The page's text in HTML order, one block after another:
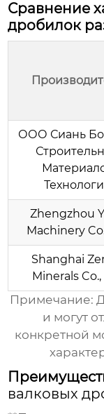
Сравнение
дробилок
ООО Сиань
Zhengzhou
Machinery
Shanghai
Minerals
Примечание:
и могут
конкретной
валковых